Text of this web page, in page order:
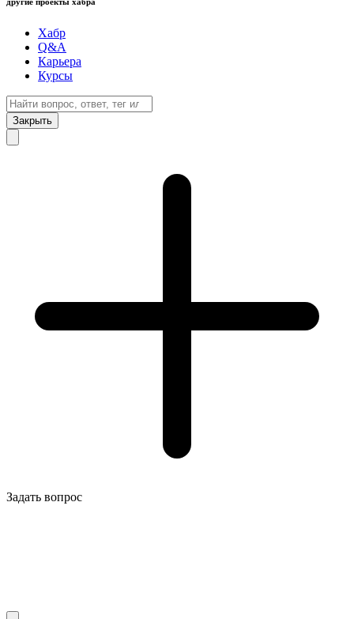
Хабр
Q&A
Карьера
Курсы
Закрыть
Задать вопрос